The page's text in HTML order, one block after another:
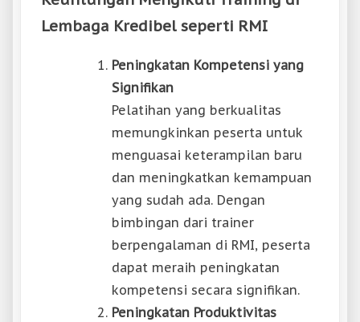
Lembaga Kredibel seperti RMI
Peningkatan Kompetensi yang
Signifikan
Pelatihan yang berkualitas
memungkinkan peserta untuk
menguasai keterampilan baru
dan meningkatkan kemampuan
yang sudah ada. Dengan
bimbingan dari trainer
berpengalaman di RMI, peserta
dapat meraih peningkatan
kompetensi secara signifikan.
Peningkatan Produktivitas